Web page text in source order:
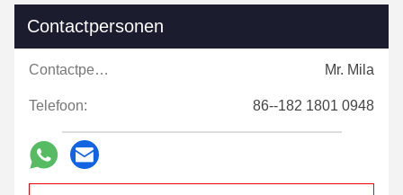
Contactpersonen
Contactpersonen: Mr. Mila
Telefoon: 86--182 1801 0948